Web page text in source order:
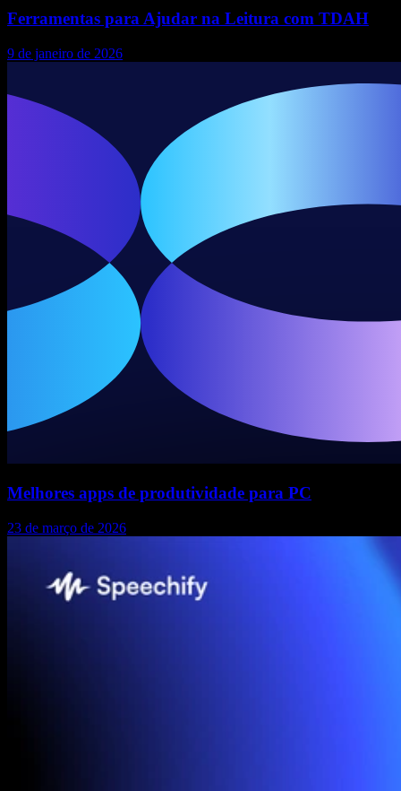
Ferramentas para Ajudar na Leitura com TDAH
9 de janeiro de 2026
Melhores apps de produtividade para PC
23 de março de 2026